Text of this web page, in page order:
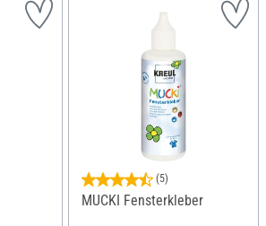
(5)
MUCKI Fensterkleber